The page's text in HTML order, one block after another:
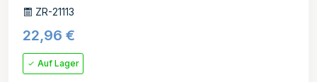
ZR-21113
22,96 €
Auf Lager